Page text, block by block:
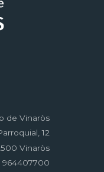
de Vinaròs
12
Vinaròs
964407700